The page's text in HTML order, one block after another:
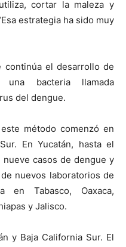
cortar la maleza y
estrategia ha sido muy
continúa el desarrollo de
una bacteria llamada
del dengue.
método comenzó en
En Yucatán, hasta el
casos de dengue y
nuevos laboratorios de
en Tabasco, Oaxaca,
y Jalisco.
y Baja California Sur. El